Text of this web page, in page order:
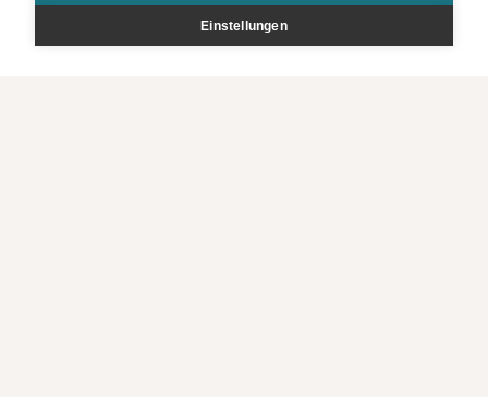
Keine Angebote verfügbar, Suche anpassen
Filter zurücksetzen
Zurück zur Übersicht
Einstellungen